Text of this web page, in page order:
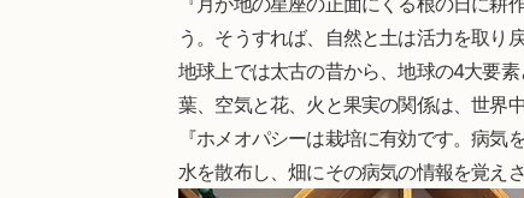
う。そうすれば、自然と土は活力を取り
地球上では太古の昔から、地球の4大要
葉、空気と花、火と果実の関係は、世界
『ホメオパシーは栽培に有効です。病
水を散布し、畑にその病気の情報を覚え